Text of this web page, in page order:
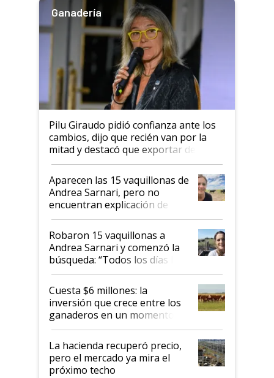
Ganadería
Pilu Giraudo pidió confianza ante los
cambios, dijo que recién van por la
mitad y destacó que exportar dejó de
ser "para unos pocos": "Tenemos un
mandato muy claro del gobierno
nacional"
Aparecen las 15 vaquillonas de
Andrea Sarnari, pero no
encuentran explicación de
cómo llegaron allí
Robaron 15 vaquillonas a
Andrea Sarnari y comenzó la
búsqueda: “Todos los días le
toca a algún productor”
Cuesta $6 millones: la
inversión que crece entre los
ganaderos en un momento
histórico para la actividad
La hacienda recuperó precio,
pero el mercado ya mira el
próximo techo